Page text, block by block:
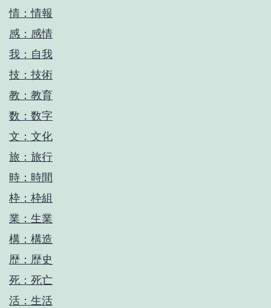
情：情報
感：感情
我：自我
技：技術
教：教育
数：数字
文：文化
旅：旅行
時：時間
枠：枠組
業：生業
構：構造
歴：歴史
死：死亡
活：生活